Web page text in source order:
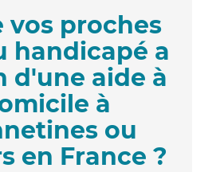
vos proches
handicapé a
d'une aide à
à
ou
en France ?